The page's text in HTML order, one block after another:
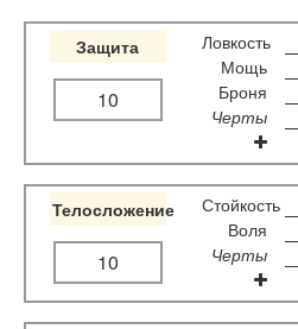
Защита
10
Ловкость
Мощь
Броня
Черты
Телосложение
10
Стойкость
Воля
Черты